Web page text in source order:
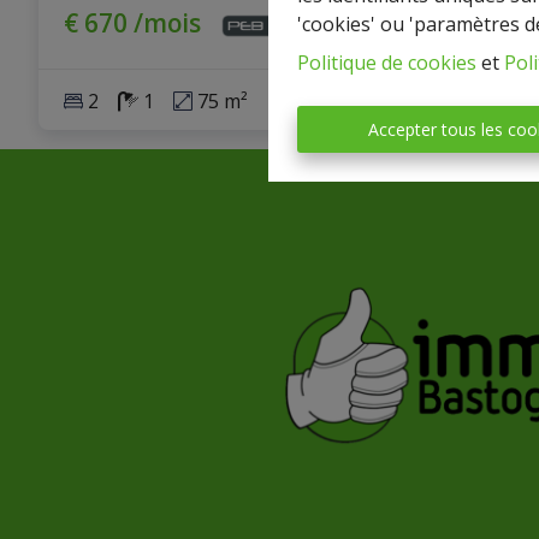
'cookies' ou 'paramètres
Politique de cookies et
Accepter tous les
€ 670 /mois
2 1 75 m² 1